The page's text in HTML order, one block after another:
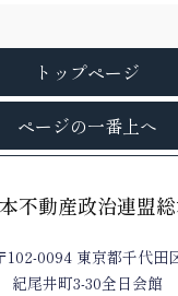
トップページ
ページの一番上へ
不動産政治連盟
102-0094 東京都千代田
紀尾井町3-30全日会館